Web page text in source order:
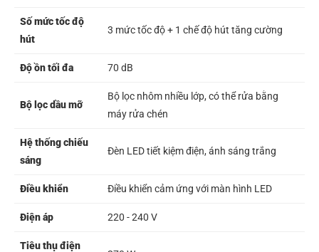
Số mức tốc độ
hút
3 mức tốc độ + 1 chế độ hút tăng cường
Độ ồn tối đa 70 dB
Bộ lọc dầu mỡ
Bộ lọc nhôm nhiều lớp, có thể rửa bằng
máy rửa chén
Hệ thống chiếu
sáng
Đèn LED tiết kiệm điện, ánh sáng trắng
Điều khiển Điều khiển cảm ứng với màn hình LED
Điện áp 220 - 240 V
Tiêu thụ điện